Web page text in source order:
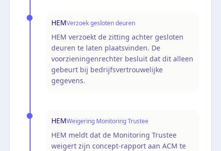
HEMVerzoek gesloten deuren
HEM verzoekt de zitting achter gesloten
deuren te laten plaatsvinden. De
voorzieningenrechter besluit dat dit alleen
gebeurt bij bedrijfsvertrouwelijke
gegevens.
HEMWeigering Monitoring Trustee
HEM meldt dat de Monitoring Trustee
weigert zijn concept-rapport aan ACM te